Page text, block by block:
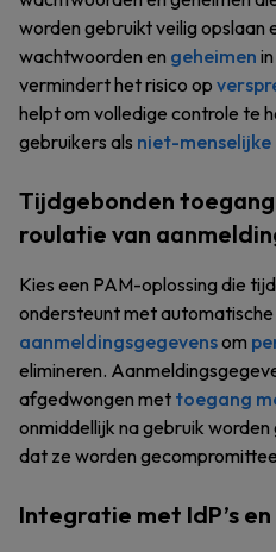
worden gebruikt veilig opslaan
wachtwoorden en geheimen
vermindert het risico op
helpt om volledige controle te
gebruikers als niet-
Tijdgebonden
roulatie van
Kies een PAM-oplossing die
ondersteunt met automatische
aanmeldingsgegevensom
elimineren.
afgedwongen met toegang
onmiddellijk na gebruik
dat ze worden
Integratie met IdP’s